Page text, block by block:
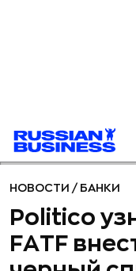
НОВОСТИ / БАНКИ
Politico
FATF